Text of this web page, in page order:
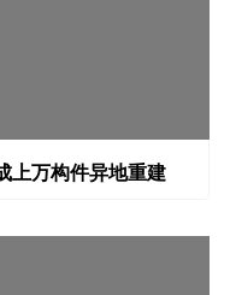
上万构件异地重建